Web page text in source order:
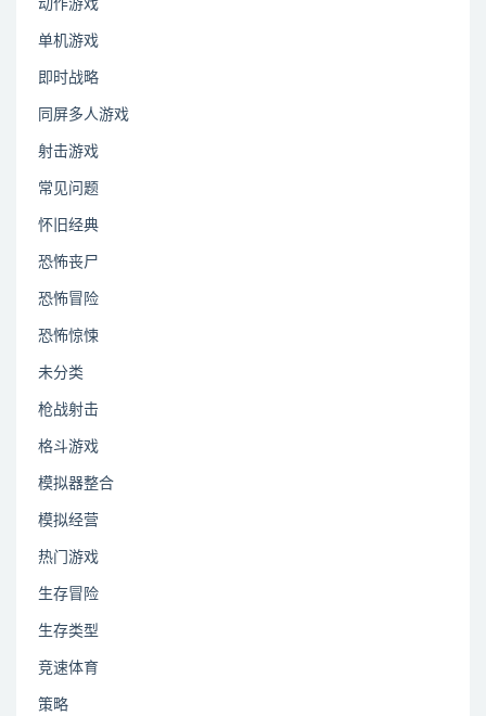
动作游戏
单机游戏
即时战略
同屏多人游戏
射击游戏
常见问题
怀旧经典
恐怖丧尸
恐怖冒险
恐怖惊悚
未分类
枪战射击
格斗游戏
模拟器整合
模拟经营
热门游戏
生存冒险
生存类型
竞速体育
策略